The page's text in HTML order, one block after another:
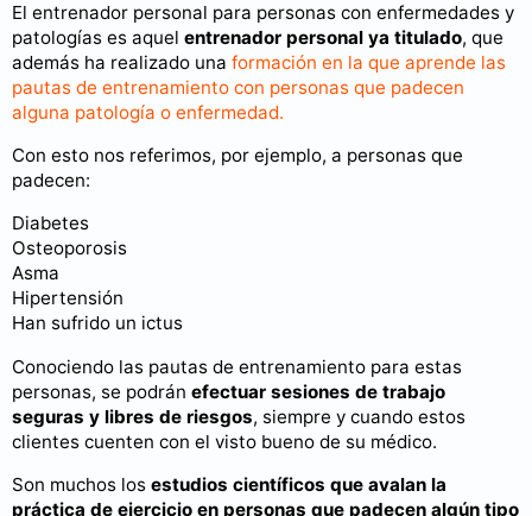
El entrenador personal para personas con enfermedades y
patologías es aquel entrenador personal ya titulado, que
además ha realizado una formación en la que aprende las
pautas de entrenamiento con personas que padecen
alguna patología o enfermedad.
Con esto nos referimos, por ejemplo, a personas que
padecen:
Diabetes
Osteoporosis
Asma
Hipertensión
Han sufrido un ictus
Conociendo las pautas de entrenamiento para estas
personas, se podrán efectuar sesiones de trabajo
seguras y libres de riesgos, siempre y cuando estos
clientes cuenten con el visto bueno de su médico.
Son muchos los estudios científicos que avalan la
práctica de ejercicio en personas que padecen algún tipo